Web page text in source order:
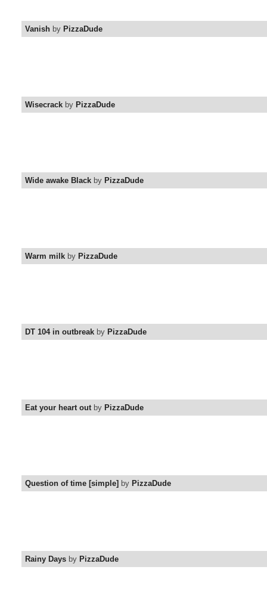
Vanish by PizzaDude
Wisecrack by PizzaDude
Wide awake Black by PizzaDude
Warm milk by PizzaDude
DT 104 in outbreak by PizzaDude
Eat your heart outby PizzaDude
Question of time [simple] by PizzaDude
Rainy Days by PizzaDude